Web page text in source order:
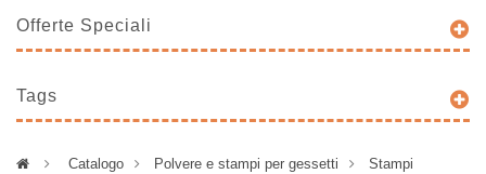
Offerte Speciali
Tags
> Catalogo > Polvere e stampi per gessetti >
Stampi